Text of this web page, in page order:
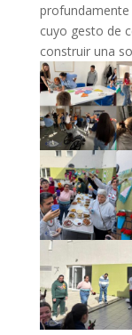
profundamente
cuyo gesto de
construir una